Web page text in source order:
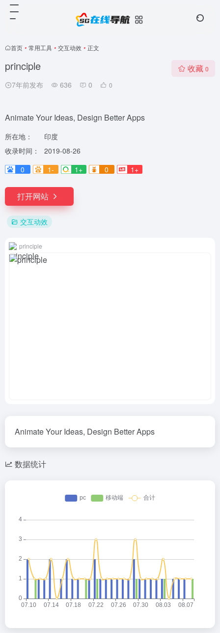
首页 • 常用工具 • 交互动效 • 正文
principle
7年前发布 636 0 0
收藏 0
Animate Your Ideas, Design Better Apps
所在地：
印度
收录时间：
2019-08-26
0
1- 1+ 0 1+
打开网站
交互动效
principle
Animate Your Ideas, Design Better Apps
数据统计